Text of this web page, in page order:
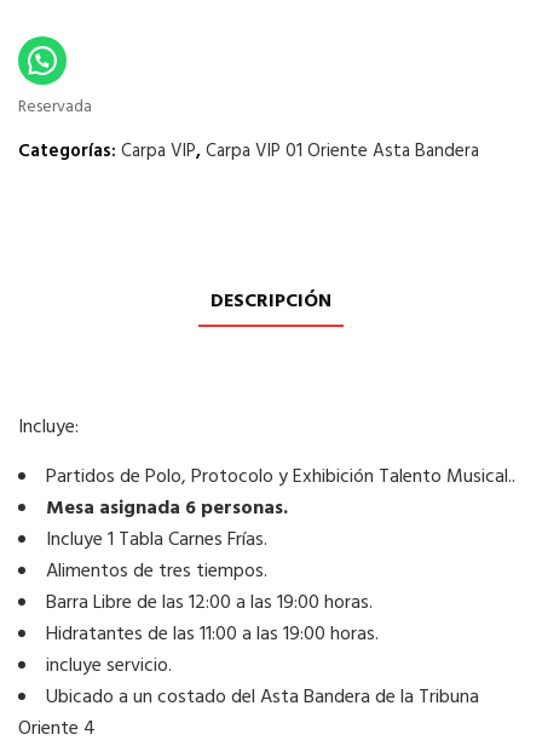
Reservada
Categorías: Carpa VIP,Carpa VIP 01 Oriente Asta Bandera
DESCRIPCIÓN
Incluye:
Partidos de Polo, Protocolo y Exhibición Talento Musical..
Mesa asignada 6 personas.
Incluye 1 Tabla Carnes Frías.
Alimentos de tres tiempos.
Barra Libre de las 12:00 a las 19:00 horas.
Hidratantes de las 11:00 a las 19:00 horas.
incluye servicio.
Ubicado a un costado del Asta Bandera de la Tribuna
Oriente 4